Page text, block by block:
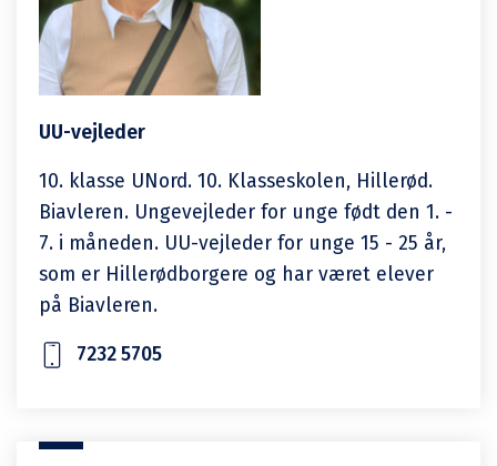
UU-vejleder
10. klasse UNord. 10. Klasseskolen, Hillerød.
Biavleren. Ungevejleder for unge født den 1. -
7. i måneden. UU-vejleder for unge 15 - 25 år,
som er Hillerødborgere og har været elever
på Biavleren.
7232 5705